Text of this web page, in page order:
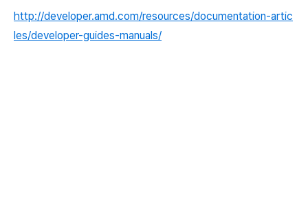
http://developer.amd.com/resources/documentation-artic
les/developer-guides-manuals/